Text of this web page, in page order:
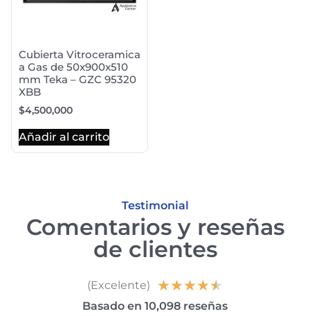
Cubierta Vitroceramica
a Gas de 50x900x510
mm Teka – GZC 95320
XBB
$4,500,000
Añadir al carrito
Testimonial
Comentarios y reseñas
de clientes
(Excelente) ★★★★★
Basado en 10,098 reseñas